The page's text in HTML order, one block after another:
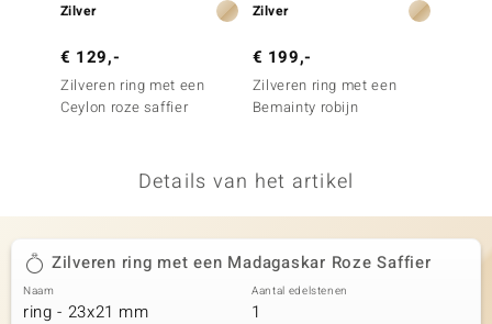
Zilver
€ 129,-
Zilveren ring met een
Ceylon roze saffier
Zilver
€ 199,-
Zilveren ring met een
Bemainty robijn
Details van het artikel
Zilveren ring met een Madagaskar Roze Saffier
Naam
ring - 23x21 mm
Aantal edelstenen
1